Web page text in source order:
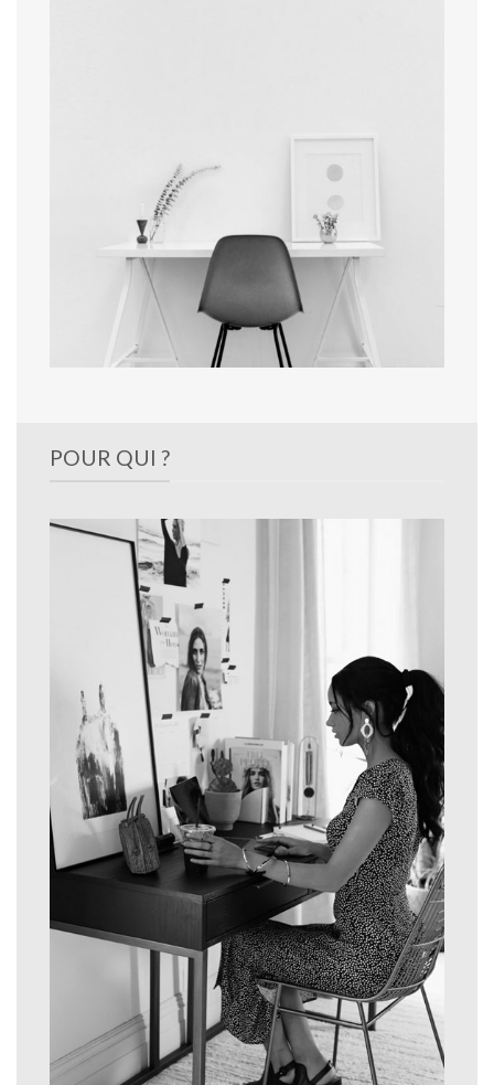
POUR QUI ?